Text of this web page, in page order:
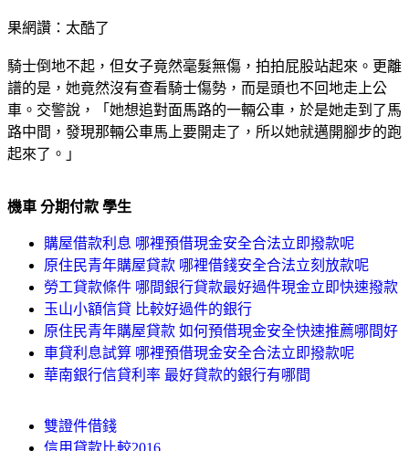
果網讚：太酷了
騎士倒地不起，但女子竟然毫髮無傷，拍拍屁股站起來。更離
譜的是，她竟然沒有查看騎士傷勢，而是頭也不回地走上公
車。交警說，「她想追對面馬路的一輛公車，於是她走到了馬
路中間，發現那輛公車馬上要開走了，所以她就邁開腳步的跑
起來了。」
機車 分期付款 學生
購屋借款利息 哪裡預借現金安全合法立即撥款呢
原住民青年購屋貸款 哪裡借錢安全合法立刻放款呢
勞工貸款條件 哪間銀行貸款最好過件現金立即快速撥款
玉山小額信貸 比較好過件的銀行
原住民青年購屋貸款 如何預借現金安全快速推薦哪間好
車貸利息試算 哪裡預借現金安全合法立即撥款呢
華南銀行信貸利率 最好貸款的銀行有哪間
雙證件借錢
信用貸款比較2016